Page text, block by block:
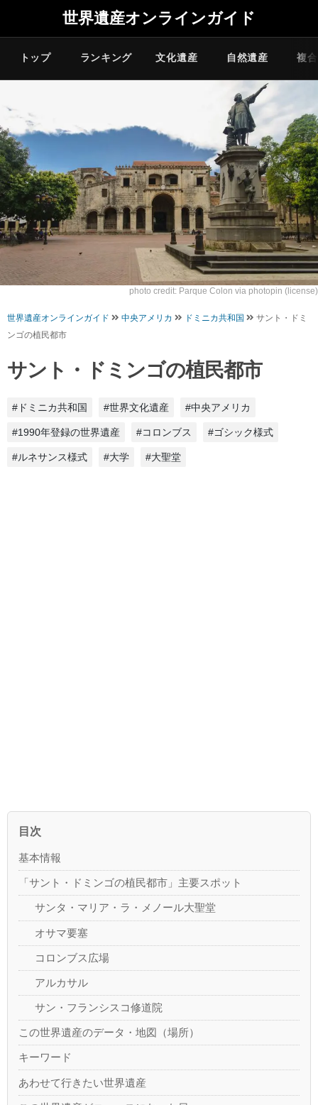
世界遺産オンラインガイド
トップ ランキング 文化遺産 自然遺産 複
photo credit: Parque Colon via photopin (license)
世界遺産オンラインガイド 中央アメリカ ドミニカ共和国
サント・ドミ
ンゴの植民都市
サント・ドミンゴの植民都市
#ドミニカ共和国 #世界文化遺産 #中央アメリカ
#1990年登録の世界遺産 #コロンブス #ゴシック様式
#ルネサンス様式 #大学 #大聖堂
目次
基本情報
「サント・ドミンゴの植民都市」主要スポット
サンタ・マリア・ラ・メノール大聖堂
オサマ要塞
コロンブス広場
アルカサル
サン・フランシスコ修道院
この世界遺産のデータ・地図（場所）
キーワード
あわせて行きたい世界遺産